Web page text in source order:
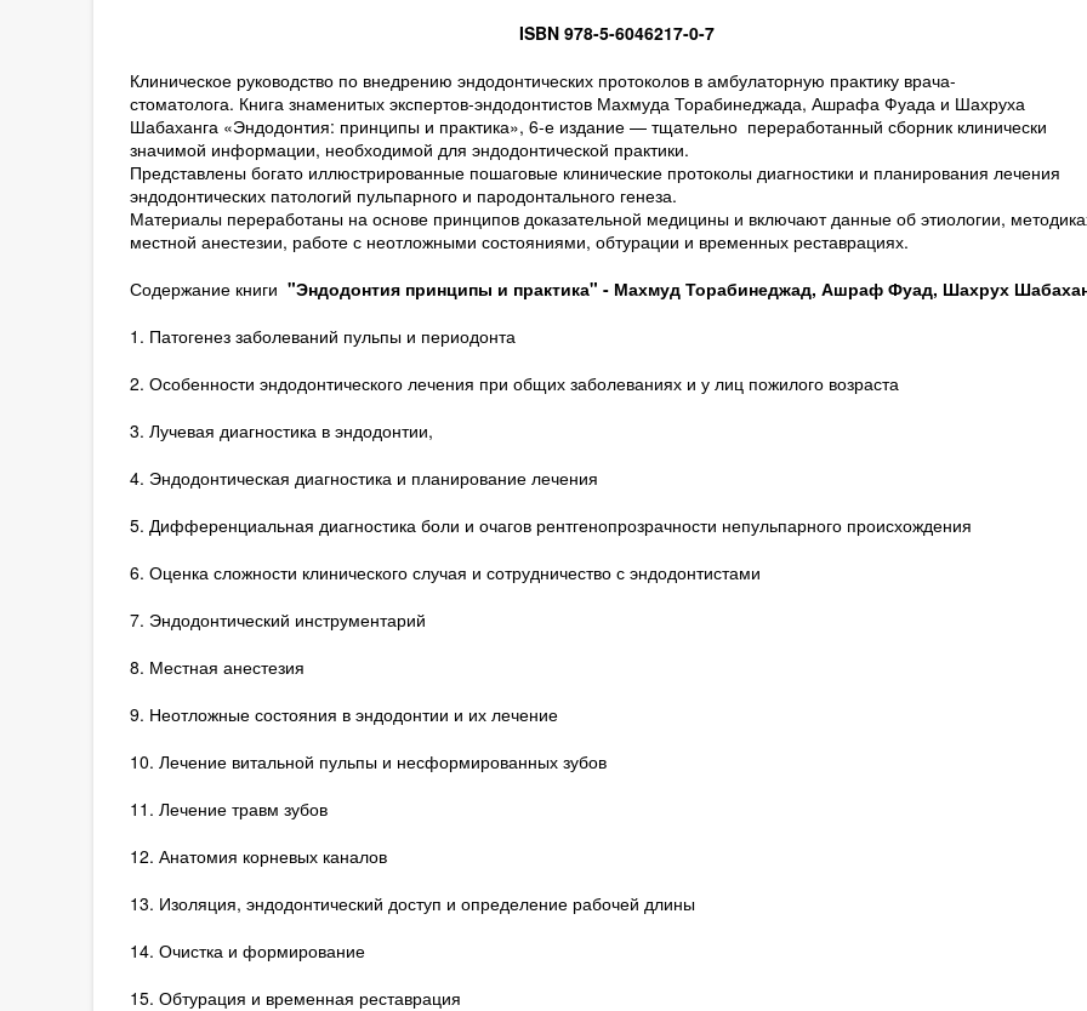
ISBN 978-5-6046217-0-7
Клиническое руководство по внедрению эндодонтических протоколов в амбулаторную практику врача-
стоматолога. Книга знаменитых экспертов-эндодонтистов Махмуда Торабинеджада, Ашрафа Фуада и Шахруха
Шабаханга «Эндодонтия: принципы и практика», 6-е издание — тщательно переработанный сборник клинически
значимой информации, необходимой для эндодонтической практики.
Представлены богато иллюстрированные пошаговые клинические протоколы диагностики и планирования лечения
эндодонтических патологий пульпарного и пародонтального генеза.
Материалы переработаны на основе принципов доказательной медицины и включают данные об этиологии,
местной анестезии, работе с неотложными состояниями, обтурации и временных реставрациях.
Содержание книги "Эндодонтия принципы и практика" - Махмуд Торабинеджад, Ашраф Фуад, Шахрух
1. Патогенез заболеваний пульпы и периодонта
2. Особенности эндодонтического лечения при общих заболеваниях и у лиц пожилого возраста
3. Лучевая диагностика в эндодонтии,
4. Эндодонтическая диагностика и планирование лечения
5. Дифференциальная диагностика боли и очагов рентгенопрозрачности непульпарного происхождения
6. Оценка сложности клинического случая и сотрудничество с эндодонтистами
7. Эндодонтический инструментарий
8. Местная анестезия
9. Неотложные состояния в эндодонтии и их лечение
10. Лечение витальной пульпы и несформированных зубов
11. Лечение травм зубов
12. Анатомия корневых каналов
13. Изоляция, эндодонтический доступ и определение рабочей длины
14. Очистка и формирование
15. Обтурация и временная реставрация